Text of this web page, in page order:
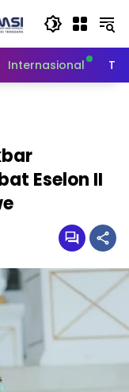
Internasional
Eselon II